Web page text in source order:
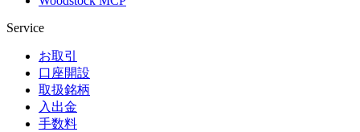
Service
お取引
口座開設
取扱銘柄
入出金
手数料